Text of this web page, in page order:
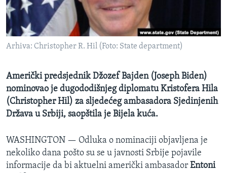
MAGAZIN
O GLASU AMERIKE
PRATITE NAS
Arhiva: Christopher R. Hil (Foto: State department)
Američki predsjednik Džozef Bajden (Joseph Biden)
nominovao je dugododišnjeg diplomatu Kristofera Hila
(Christopher Hil) za sljedećeg ambasadora Sjedinjenih
Država u Srbiji, saopštila je Bijela kuća.
WASHINGTON — Odluka o nominaciji objavljena je
nekoliko dana pošto su se u javnosti Srbije pojavile
informacije da bi aktuelni američki ambasador Entoni